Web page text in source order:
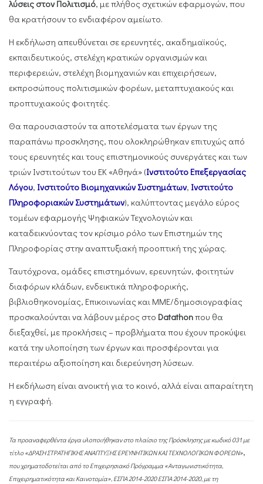
λύσεις στον Πολιτισμό, με πλήθος σχετικών εφαρμογών, που
θα κρατήσουν το ενδιαφέρον αμείωτο.
Η εκδήλωση απευθύνεται σε ερευνητές, ακαδημαϊκούς,
εκπαιδευτικούς, στελέχη κρατικών οργανισμών και
περιφερειών, στελέχη βιομηχανιών και επιχειρήσεων,
εκπροσώπους πολιτισμικών φορέων, μεταπτυχιακούς και
προπτυχιακούς φοιτητές.
Θα παρουσιαστούν τα αποτελέσματα των έργων της
παραπάνω προσκλησης, που ολοκληρώθηκαν επιτυχώς από
τους ερευνητές και τους επιστημονικούς συνεργάτες και των
τριών Ινστιτούτων του ΕΚ «Αθηνά» (Ινστιτούτο Επεξεργασίας
Λόγου, Ινστιτούτο Βιομηχανικών Συστημάτων, Ινστιτούτο
Πληροφοριακών Συστημάτων), καλύπτοντας μεγάλο εύρος
τομέων εφαρμογής Ψηφιακών Τεχνολογιών και
καταδεικνύοντας τον κρίσιμο ρόλο των Επιστημών της
Πληροφορίας στην αναπτυξιακή προοπτική της χώρας.
Ταυτόχρονα, ομάδες επιστημόνων, ερευνητών, φοιτητών
διαφόρων κλάδων, ενδεικτικά πληροφορικής,
βιβλιοθηκονομίας, Επικοινωνίας και ΜΜΕ/δημοσιογραφίας
προσκαλούνται να λάβουν μέρος στο Datathonπου θα
διεξαχθεί, με προκλήσεις – προβλήματα που έχουν προκύψει
κατά την υλοποίηση των έργων και προσφέρονται για
περαιτέρω αξιοποίηση και διερεύνηση λύσεων.
Η εκδήλωση είναι ανοικτή για το κοινό, αλλά είναι απαραίτητη
η εγγραφή.
Τα προαναφερθέντα έργα υλοποιήθηκαν στοπλαίσιο της Πρόσκλησης με κωδικό 031 με
τίτλο «ΔΡΑΣΗ ΣΤΡΑΤΗΓΙΚΗΣ ΑΝΑΠΤΥΞΗΣ ΕΡΕΥΝΗΤΙΚΩΝ ΚΑΙ ΤΕΧΝΟΛΟΓΙΚΩΝ ΦΟΡΕΩΝ»,
που χρηματοδοτείται από το Επιχειρησιακό Πρόγραμμα «Ανταγωνιστικότητα,
Επιχειρηματικότητα και Καινοτομία», ΕΣΠΑ 2014-2020ΕΣΠΑ 2014-2020, με τη